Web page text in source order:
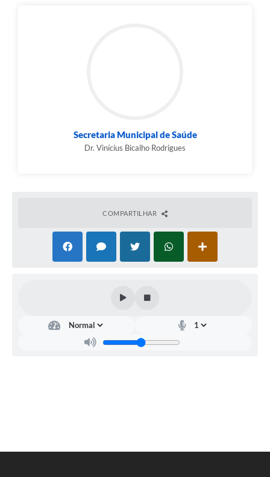
Secretaria Municipal de Saúde
Dr. Vinícius Bicalho Rodrigues
COMPARTILHAR